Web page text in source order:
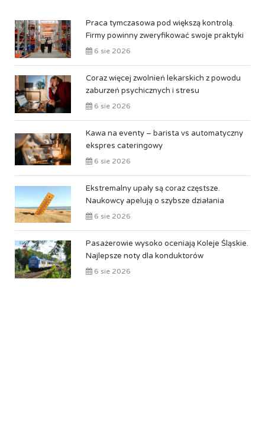
Praca tymczasowa pod większą kontrolą.
Firmy powinny zweryfikować swoje praktyki
6 sie 2026
Coraz więcej zwolnień lekarskich z powodu
zaburzeń psychicznych i stresu
6 sie 2026
Kawa na eventy – barista vs automatyczny
ekspres cateringowy
6 sie 2026
Ekstremalny upały są coraz częstsze.
Naukowcy apelują o szybsze działania
6 sie 2026
Pasażerowie wysoko oceniają Koleje Śląskie.
Najlepsze noty dla konduktorów
6 sie 2026